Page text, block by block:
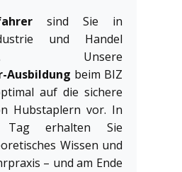
sind Sie in
und Handel
Unsere
Ausbildung beim BIZ
auf die sichere
Hubstaplern vor. In
erhalten Sie
Wissen und
– und am Ende